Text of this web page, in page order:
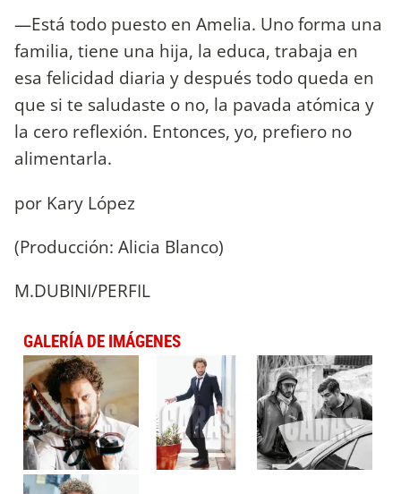
—Está todo puesto en Amelia. Uno forma una
familia, tiene una hija, la educa, trabaja en
esa felicidad diaria y después todo queda en
que si te saludaste o no, la pavada atómica y
la cero reflexión. Entonces, yo, prefiero no
alimentarla.
por Kary López
(Producción: Alicia Blanco)
M.DUBINI/PERFIL
GALERÍA DE IMÁGENES